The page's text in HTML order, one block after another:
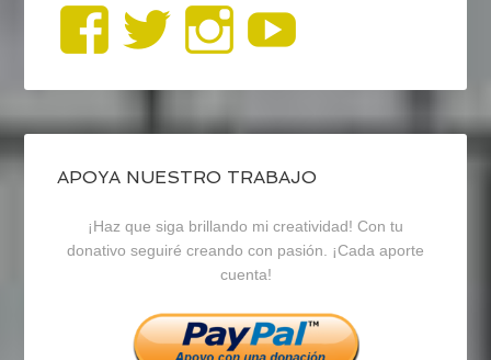
Ver
perfil
de
blogrecursosep
en
Facebook
Ver
perfil
de
recursosep
en
Twitter
Ver
perfil
de
recursosep
en
Instagram
APOYA NUESTRO TRABAJO
¡Haz que siga brillando mi creatividad! Con tu
donativo seguiré creando con pasión. ¡Cada aporte
cuenta!